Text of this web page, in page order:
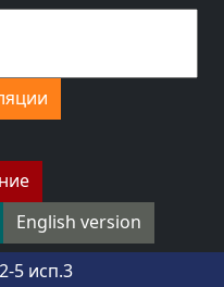
English version
5 исп.3